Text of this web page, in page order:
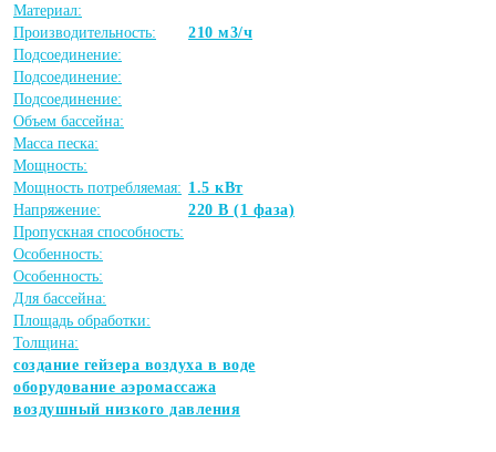
Материал:
Производительность:
210 м3/ч
Подсоединение:
Подсоединение:
Подсоединение:
Объем бассейна:
Масса песка:
Мощность:
Мощность потребляемая: 1.5 кВт
Напряжение:
220 В (1 фаза)
Пропускная способность:
Особенность:
Особенность:
Для бассейна:
Площадь обработки:
Толщина:
создание гейзера воздуха в воде
оборудование аэромассажа
воздушный низкого давления